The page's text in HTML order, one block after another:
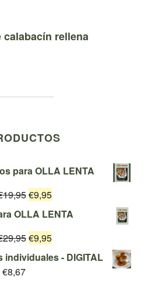
calabacín rellena
para OLLA LENTA
19,95El
precio
era:
€19,95.
€9,95El
precio
es:
€9,95.
OLLA LENTA
29,95El
precio
€9,95El
precio
individuales - DIGITAL
€8,67